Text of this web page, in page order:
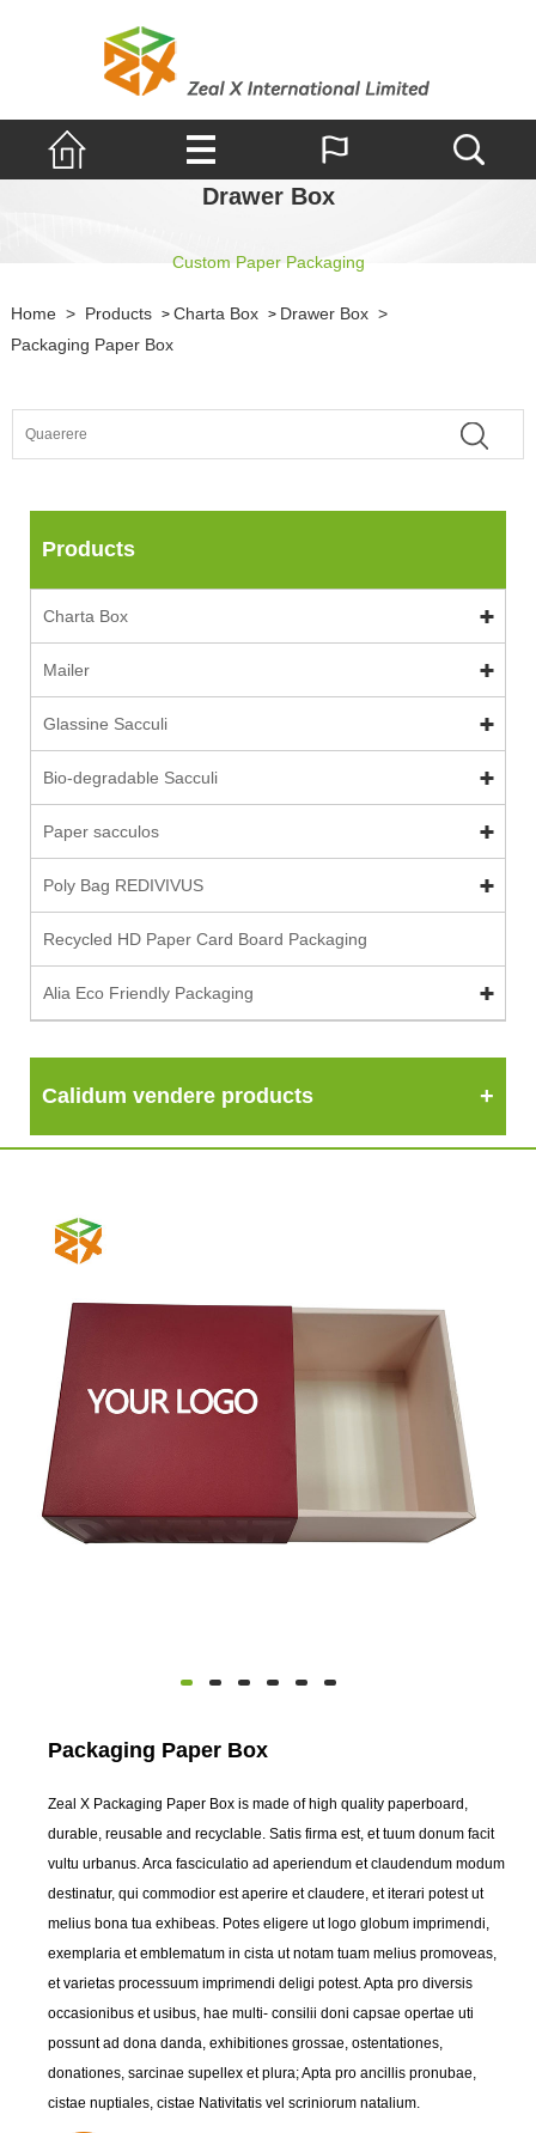
Drawer Box
Custom Paper Packaging
Home > Products > Charta Box > Drawer Box >
Packaging Paper Box
Products
Charta Box
Mailer
Glassine Sacculi
Bio-degradable Sacculi
Paper sacculos
Poly Bag REDIVIVUS
Recycled HD Paper Card Board Packaging
Alia Eco Friendly Packaging
Calidum vendere products
Packaging Paper Box
Zeal X Packaging Paper Box is made of high quality paperboard,
durable, reusable and recyclable. Satis firma est, et tuum donum facit
vultu urbanus. Arca fasciculatio ad aperiendum et claudendum modum
destinatur, qui commodior est aperire et claudere, et iterari potest ut
melius bona tua exhibeas. Potes eligere ut logo globum imprimendi,
exemplaria et emblematum in cista ut notam tuam melius promoveas,
et varietas processuum imprimendi deligi potest. Apta pro diversis
occasionibus et usibus, hae multi- consilii doni capsae opertae uti
possunt ad dona danda, exhibitiones grossae, ostentationes,
donationes, sarcinae supellex et plura; Apta pro ancillis pronubae,
cistae nuptiales, cistae Nativitatis vel scriniorum natalium.